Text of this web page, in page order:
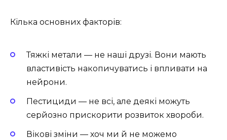
Кілька основних факторів:
Тяжкі метали — не наші друзі. Вони мають
властивість накопичуватись і впливати на
нейрони.
Пестициди — не всі, але деякі можуть
серйозно прискорити розвиток хвороби.
Вікові зміни — хоч ми й не можемо